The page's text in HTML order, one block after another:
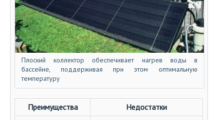
Плоский коллектор обеспечивает нагрев воды в
бассейне, поддерживая при этом оптимальную
температуру
Преимущества
Недостатки